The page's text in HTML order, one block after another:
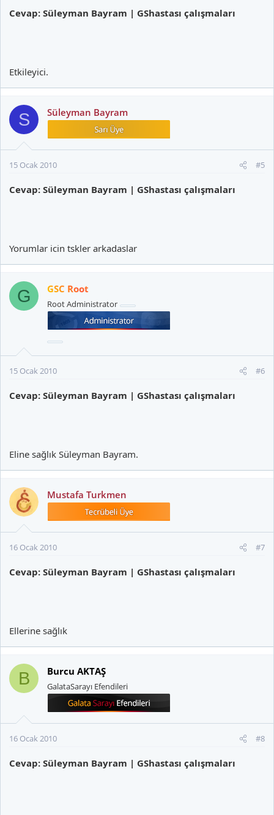
Cevap: Süleyman Bayram | GShastası çalışmaları
Etkileyici.
S Süleyman Bayram
15 Ocak 2010 #5
Cevap: Süleyman Bayram | GShastası çalışmaları
Yorumlar icin tskler arkadaslar
G GSC Root
Root Administrator
15 Ocak 2010 #6
Cevap: Süleyman Bayram | GShastası çalışmaları
Eline sağlık Süleyman Bayram.
Mustafa Turkmen
16 Ocak 2010 #7
Cevap: Süleyman Bayram | GShastası çalışmaları
Ellerine sağlık
B Burcu AKTAŞ
GalataSarayı Efendileri
16 Ocak 2010 #8
Cevap: Süleyman Bayram | GShastası çalışmaları